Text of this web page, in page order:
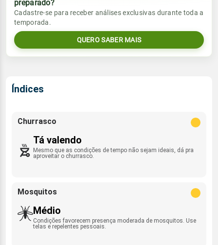
Umidade do ar
22% 88%
Rajada de vento
Sol
08:51h às 21:40h
Lua
Chuva
0.0mm
Umidade do ar
Vento
ESE - 12km/h
Rajada de vento
Sol
preparado?
Cadastre-se para receber análises exclusivas durante toda a
temporada.
QUERO SABER MAIS
Índices
Churrasco
Tá valendo
Mesmo que as condições de tempo não sejam ideais, dá pra
aproveitar o churrasco.
Mosquitos
Médio
Condições favorecem presença moderada de mosquitos. Use
telas e repelentes pessoais.